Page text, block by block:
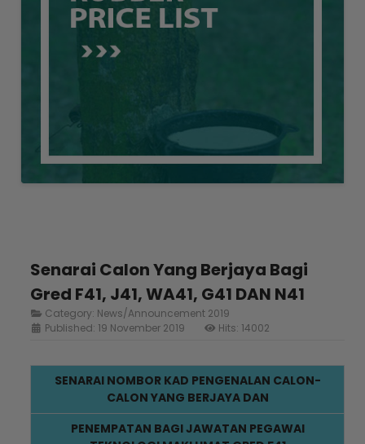
Senarai Calon Yang Berjaya Bagi
Gred F41, J41, WA41, G41 DAN N41
Category: News/Announcement 2019
Published: 19 November 2019
Hits: 14002
SENARAI NOMBOR KAD PENGENALAN CALON-
CALON YANG BERJAYA DAN
PENEMPATAN BAGI JAWATAN PEGAWAI